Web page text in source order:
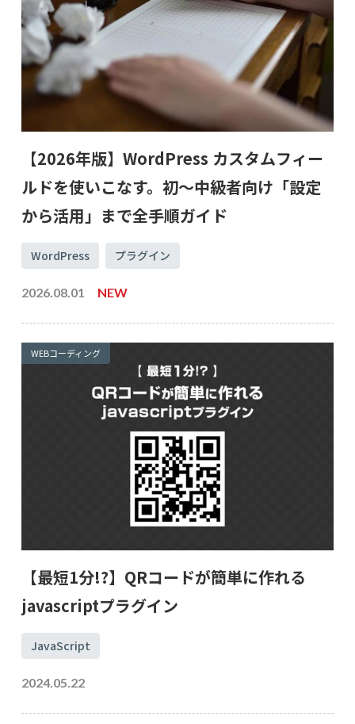
【2026年版】WordPress カスタムフィー
ルドを使いこなす。初〜中級者向け「設定
から活用」まで全手順ガイド
WordPress プラグイン
2026.08.01 NEW
WEBコーディング
【最短1分!?】QRコードが簡単に作れる
javascriptプラグイン
JavaScript
2024.05.22